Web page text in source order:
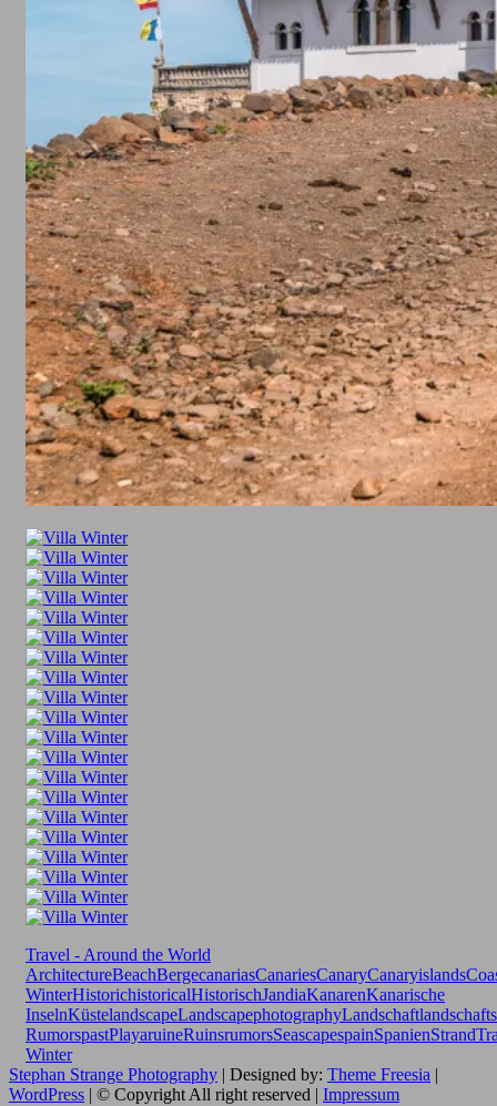
Travel - Around the World
ArchitectureBeachBergecanariasCanariesCanaryCanaryislands
WinterHistorichistoricalHistorischJandiaKanarenKanarische
InselnKüstelandscapeLandscapephotographyLandschaft
RumorspastPlayaruineRuinsrumorsSeascapespainSpanienStrand
Winter
Stephan Strange Photography | Designed by: Theme Freesia |
WordPress | © Copyright All right reserved | Impressum